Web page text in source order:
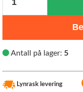
Antall på lager: 5
Lynrask levering